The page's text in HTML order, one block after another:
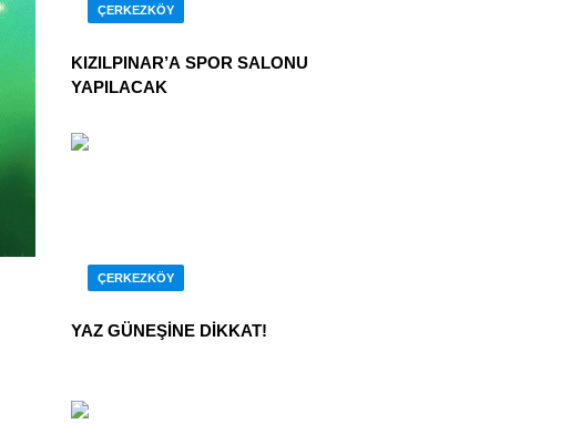
ÇERKEZKÖY
KIZILPINAR’A SPOR SALONU
YAPILACAK
ÇERKEZKÖY
YAZ GÜNEŞİNE DİKKAT!